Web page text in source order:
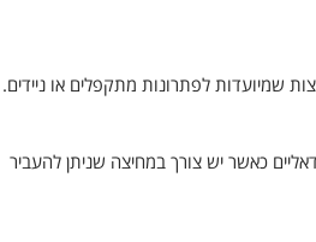
שמיועדות לפתרונות מתקפלים או ניידים.
כאשר יש צורך במחיצה שניתן להעביר